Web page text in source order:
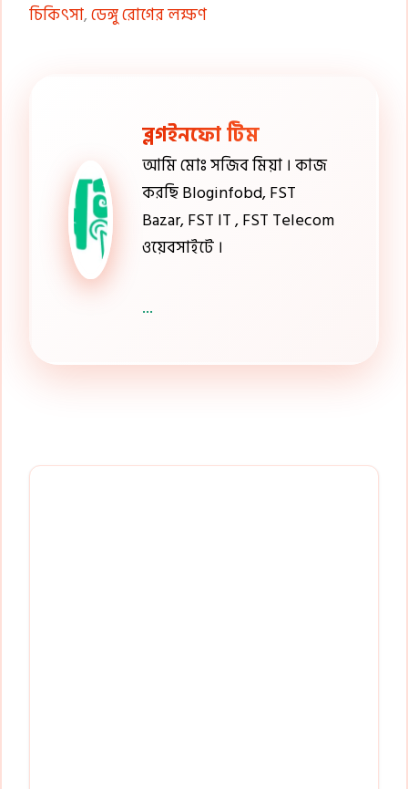
চিকিৎসা,ডেঙ্গু রোগের লক্ষণ
ব্লগইনফো টিম
আমি মোঃ সজিব মিয়া । কাজ
করছি Bloginfobd, FST
Bazar, FST IT , FST Telecom
ওয়েবসাইটে ।
...